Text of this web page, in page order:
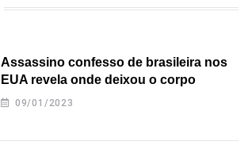
Assassino confesso de brasileira nos
EUA revela onde deixou o corpo
09/01/2023